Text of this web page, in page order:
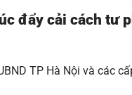
đẩy cải cách tư
TP Hà Nội và các